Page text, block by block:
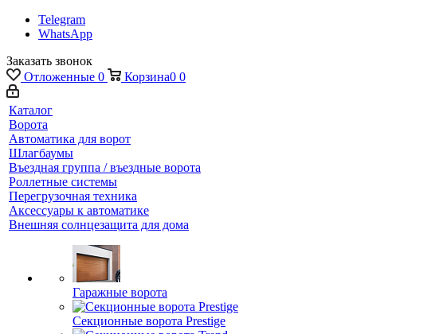
Telegram
WhatsApp
Заказать звонок
Отложенные 0 Корзина0 0
Каталог
Ворота
Автоматика для ворот
Шлагбаумы
Въездная группа / въездные ворота
Роллетные системы
Перегрузочная техника
Аксессуары к автоматике
Внешняя солнцезащита для дома
Гаражные ворота
Секционные ворота Prestige